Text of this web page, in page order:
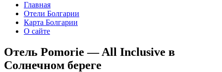
Главная
Отели Болгарии
Карта Болгарии
О сайте
Отель Pomorie — All Inclusive в
Солнечном береге